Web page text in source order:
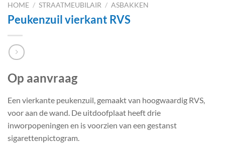
HOME / STRAATMEUBILAIR / ASBAKKEN
Peukenzuil vierkant RVS
Op aanvraag
Een vierkante peukenzuil, gemaakt van hoogwaardig RVS,
voor aan de wand. De uitdoofplaat heeft drie
inworpopeningen en is voorzien van een gestanst
sigarettenpictogram.